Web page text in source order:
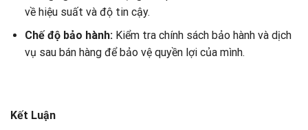
về hiệu suất và độ tin cậy.
Chế độ bảo hành:Kiểm tra chính sách bảo hành và dịch
vụ sau bán hàng để bảo vệ quyền lợi của mình.
Kết Luận